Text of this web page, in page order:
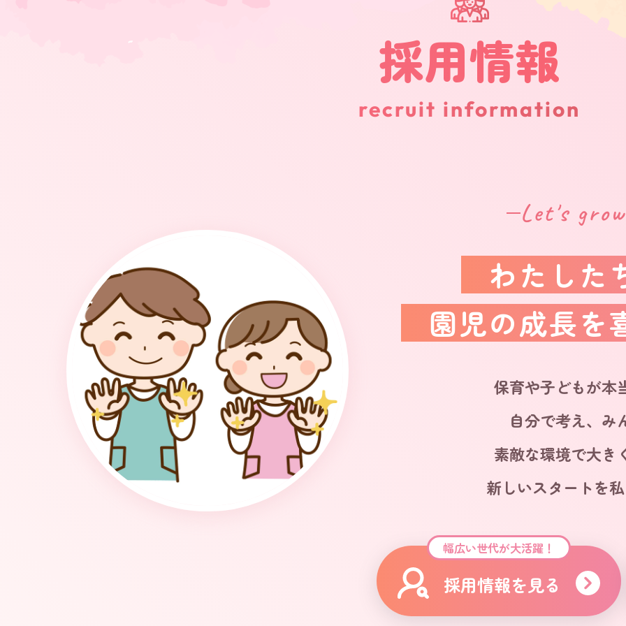
採用情報
recruit information
Let's
わたした
園児の成長を
保育や子どもが本
自分で考え、み
素敵な環境で大き
新しいスタートを
幅広い世代が大活躍！
採用情報を見る